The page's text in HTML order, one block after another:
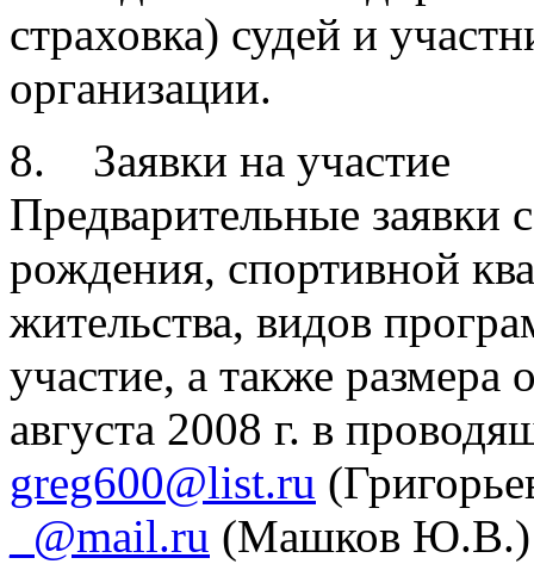
страховка) судей и
организации.
8. Заявки на участие
Предварительные
рождения, спортивной
жительства, видов
участие, а также
августа 2008 г. в
greg600@list.ru
_@mail.ru (Машков Ю.В.)